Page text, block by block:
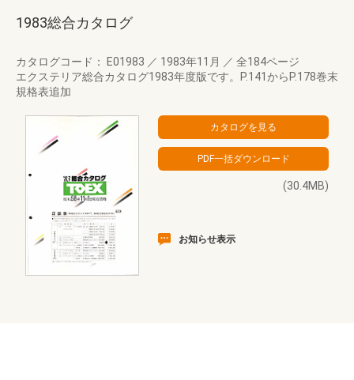
1983総合カタログ
カタログコード： E01983 ／ 1983年11月 ／ 全184ページ
エクステリア総合カタログ1983年度版です。P.141からP.178巻末
規格表追加
(30.4MB)
お知らせ表示